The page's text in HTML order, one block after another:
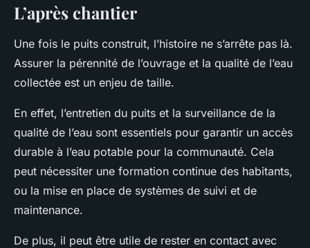
L’après chantier
Une fois le puits construit, l’histoire ne s’arrête pas là.
Assurer la pérennité de l’ouvrage et la qualité de l’eau
collectée est un enjeu de taille.
En effet, l’entretien du puits et la surveillance de la
qualité de l’eau sont essentiels pour garantir un accès
durable à l’eau potable pour la communauté. Cela
peut nécessiter une formation continue des habitants,
ou la mise en place de systèmes de suivi et de
maintenance.
De plus, il peut être utile de rester en contact avec